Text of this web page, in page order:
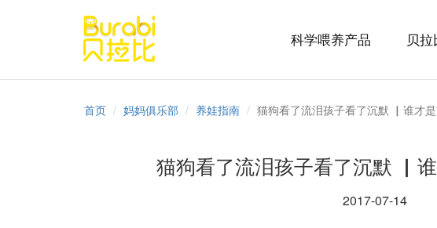
科学喂养产品 贝
首页 妈妈俱乐部 养娃指南 猫狗看了流泪孩子看了沉默 ▏谁才是
猫狗看了流泪孩子看了沉默 ▏
2017-07-14